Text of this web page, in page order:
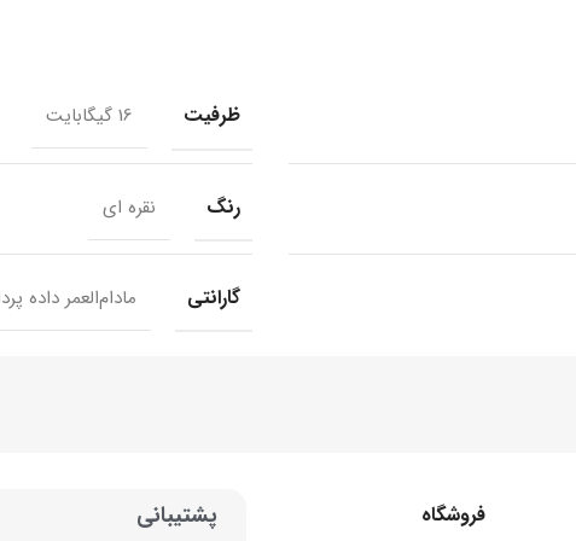
ظرفیت 16 گیگابایت
رنگ نقره ای
گارانتی مادام‌العمر داده
فروشگاه پشتیبانی